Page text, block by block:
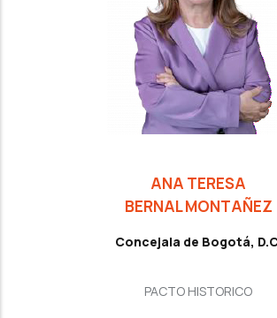
ANA TERESA
BERNAL MONTAÑEZ
Concejala de Bogotá,
PACTO HISTORICO